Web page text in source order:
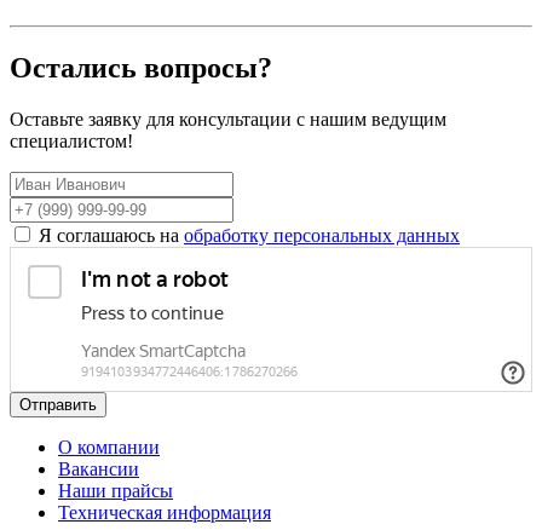
Остались вопросы?
Оставьте заявку для консультации с нашим ведущим
специалистом!
Я соглашаюсь на обработку персональных данных
Отправить
О компании
Вакансии
Наши прайсы
Техническая информация